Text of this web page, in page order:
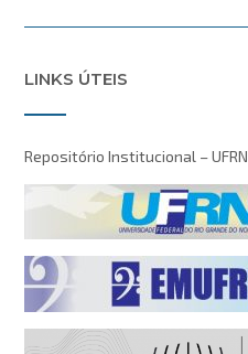
LINKS ÚTEIS
Repositório Institucional – UFRN